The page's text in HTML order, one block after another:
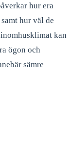
hur era
hur väl de
kan
ögon och
sämre